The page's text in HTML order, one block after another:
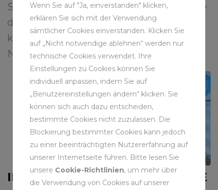
Software. Dabei nutzt die neue Leitwarte
die Möglichkeiten der Digitalisierung
konsequent für einen nachhaltigen
Nachbergbau.
IHR BESUCH IN DER LEITWARTE
Wenn Sie auf "Ja, einverstanden" klicken,
erklären Sie sich mit der Verwendung
sämtlicher Cookies einverstanden. Klicken Sie
auf „Nicht notwendige ablehnen“ werden nur
technische Cookies verwendet. Ihre
Einstellungen zu Cookies können Sie
individuell anpassen, indem Sie auf
„Benutzereinstellungen ändern“ klicken. Sie
können sich auch dazu entscheiden,
bestimmte Cookies nicht zuzulassen. Die
Blockierung bestimmter Cookies kann jedoch
zu einer beeinträchtigten Nutzererfahrung auf
unserer Internetseite führen. Bitte lesen Sie
unsere Cookie-Richtlinien, um mehr über
die Verwendung von Cookies auf unserer